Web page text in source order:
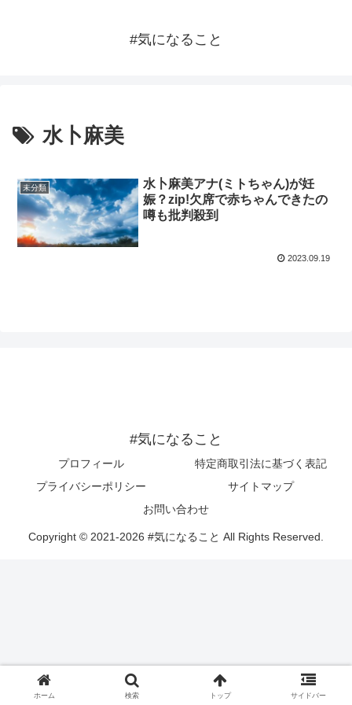
#気になること
水卜麻美
未分類
水卜麻美アナ(ミトちゃん)が妊
娠？zip!欠席で赤ちゃんできたの
噂も批判殺到
2023.09.19
#気になること
プロフィール
特定商取引法に基づく表記
プライバシーポリシー
サイトマップ
お問い合わせ
Copyright © 2021-2026 #気になること All Rights Reserved.
ホーム 検索 トップ サイドバー